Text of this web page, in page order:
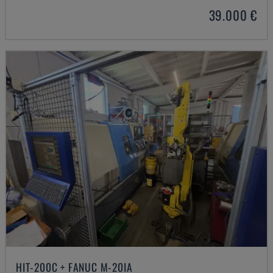
39.000 €
HIT-200C + FANUC M-20IA